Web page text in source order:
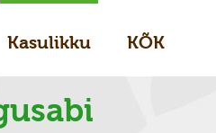
Kasulikku KÕK